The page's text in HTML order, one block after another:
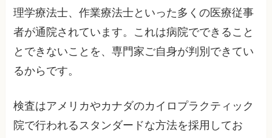
理学療法士、作業療法士といった多くの医療従事
者が通院されています。これは病院でできること
とできないことを、専門家ご自身が判別できてい
るからです。
検査はアメリカやカナダのカイロプラクティック
院で行われるスタンダードな方法を採用してお